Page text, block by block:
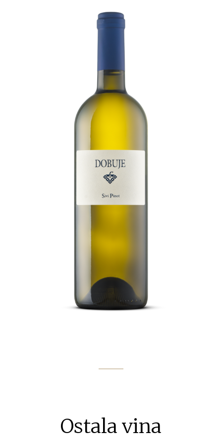
Ostala vina